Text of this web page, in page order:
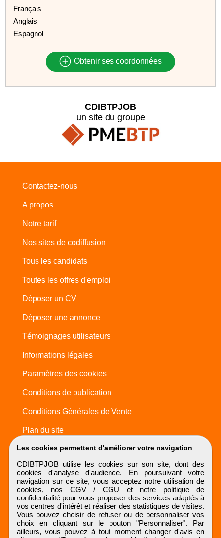
Français
Anglais
Espagnol
Obtenir ses coordonnées
Les cookies permettent d'améliorer votre navigation
CDIBTPJOB utilise les cookies sur son site, dont des
cookies d'analyse d'audience. En poursuivant votre
navigation sur ce site, vous acceptez notre utilisation de
cookies, nos CGV / CGU et notre politique de
confidentialitépour vous proposer des services adaptés à
vos centres d'intérêt et réaliser des statistiques de visites.
Vous pouvez choisir de refuser ou de personnaliser vos
choix en cliquant sur le bouton "Personnaliser". Par
ailleurs, vous pouvez à tout moment changer d'avis en
CDIBTPJOB
un site du groupe
Contactez-nous
A propos
Notre tarif
Nos sites de codiffusion
Tous les candidats
Toutes les offres d'emploi
Déposer un CV
Déposer une annonce
Témoignages utilisateurs
Informations légales
Paramètres des cookies
Conditions de publication
Conditions Générales de Vente
Plan du site